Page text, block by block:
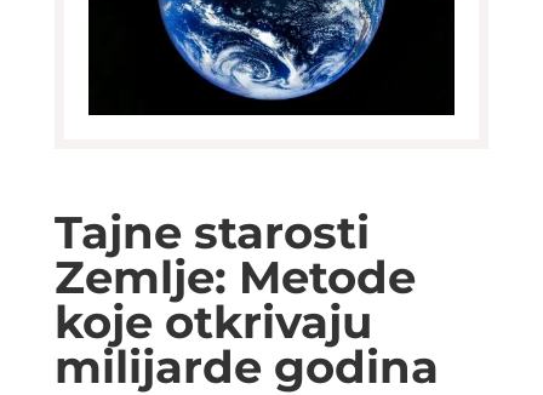
Tajne starosti
Zemlje: Metode
koje otkrivaju
milijarde godina